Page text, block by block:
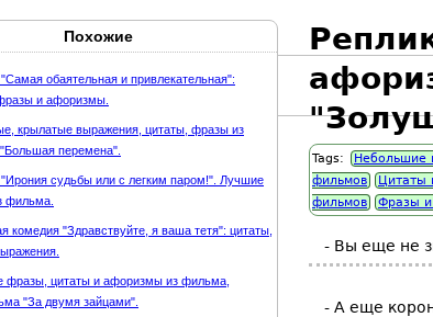
Tags: Небольшие
фильмов
Цитаты
фильмов
Фразы
- Вы еще не
- А еще
Похожие
обаятельная и привлекательная":
и афоризмы.
крылатые выражения, цитаты, фразы из
перемена".
судьбы или с легким паром!". Лучшие
фильма.
комедия "Здравствуйте, я ваша тетя": цитаты,
фразы, цитаты и афоризмы из фильма,
"За двумя зайцами".
классиков.ru